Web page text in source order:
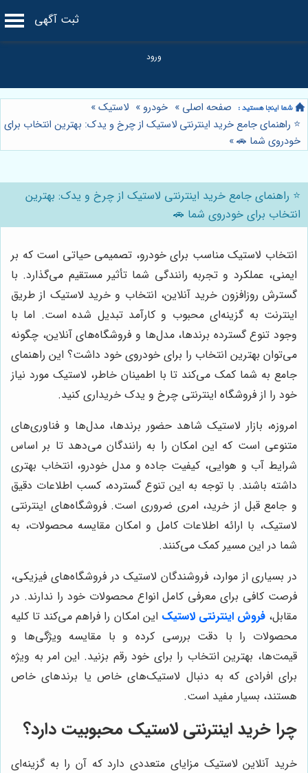
ثبت آگهی
صفحه اصلی » خودرو » لاستیک»
⭐️ راهنمای جامع خرید اینترنتی لاستیک از چرخ و یدک: بهترین انتخاب برای
خودروی شما 🚗»
⭐️ راهنمای جامع خرید اینترنتی لاستیک از چرخ و یدک: بهترین
انتخاب برای خودروی شما 🚗
انتخاب لاستیک مناسب برای خودرو، تصمیمی حیاتی است که بر
ایمنی، عملکرد و تجربه رانندگی شما تأثیر مستقیم می‌گذارد. با
گسترش روزافزون خرید آنلاین، انتخاب و خرید لاستیک از طریق
اینترنت به گزینه‌ای محبوب و کارآمد تبدیل شده است. اما با
وجود تنوع گسترده برندها، مدل‌ها و فروشگاه‌های آنلاین، چگونه
می‌توان بهترین انتخاب را برای خودروی خود داشت؟ این راهنمای
جامع به شما کمک می‌کند تا با اطمینان خاطر، لاستیک مورد نیاز
خود را از فروشگاه اینترنتی چرخ و یدک خریداری کنید.
امروزه، بازار لاستیک شاهد حضور برندها، مدل‌ها و فناوری‌های
متنوعی است که این امکان را به رانندگان می‌دهد تا بر اساس
شرایط آب و هوایی، کیفیت جاده و مدل خودرو، انتخاب بهتری
داشته باشند. با توجه به این تنوع گسترده، کسب اطلاعات دقیق
و جامع قبل از خرید، امری ضروری است. فروشگاه‌های اینترنتی
لاستیک، با ارائه اطلاعات کامل و امکان مقایسه محصولات، به
شما در این مسیر کمک می‌کنند.
در بسیاری از موارد، فروشندگان لاستیک در فروشگاه‌های فیزیکی،
فرصت کافی برای معرفی کامل انواع محصولات خود را ندارند. در
مقابل،فروش اینترنتی لاستیک این امکان را فراهم می‌کند تا کلیه
محصولات را با دقت بررسی کرده و با مقایسه ویژگی‌ها و
قیمت‌ها، بهترین انتخاب را برای خود رقم بزنید. این امر به ویژه
برای افرادی که به دنبال لاستیک‌های خاص یا برندهای خاص
هستند، بسیار مفید است.
چرا خرید اینترنتی لاستیک محبوبیت دارد؟
خرید آنلاین لاستیک مزایای متعددی دارد که آن را به گزینه‌ای